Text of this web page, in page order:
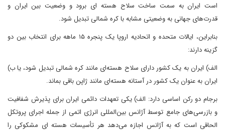
است ایران به سمت ساخت سلاح هسته ای برود و وضعیت بین ایران و
قدرت‌های جهانی به وضعیتی مشابه با کره شمالی تبدیل شود.
بنابراین، ایالات متحده و اتحادیه اروپا یک پنجره ۱۵ ماهه برای انتخاب بین دو
گزینه دارند:
الف) ایران به یک کشور دارای سلاح هسته‌ای مانند کره شمالی تبدیل شود، یا ب)
ایران به عنوان یک کشور در آستانه هسته‌ای مانند ژاپن باقی بماند.
برجام دو رکن اساسی دارد: الف) یکی تعهدات دائمی ایران برای پذیرش شفافیت
و بازرسی‌های جامع توسط آژانس بین‌المللی انرژی اتمی از جمله اجرای پروتکل
الحاقی است که به آژانس اجازه می‌دهد هر تأسیسات هسته ای مشکوکی را